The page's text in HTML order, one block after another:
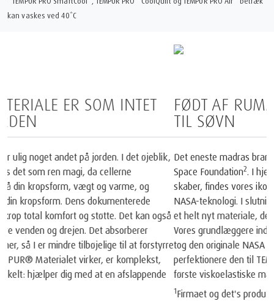
kan vaskes ved 40*C
FØDT AF RUMMET OG PERFEKTIONERET
TIL SØVN
Det eneste madras brand anerkendt af NASA1 og certificeret af
Space Foundation2. I hjertet af hver TEMPUR®️madras og pude, vi
skaber, findes vores ikoniske TEMPUR
️ Materiale, der er født af
NASA-teknologi. I slutningen af 60'erne opfandt NASA-forskere
et helt nyt materiale, der så blev brugt ombord på rumfærgerne.
Vores grundlæggere indså materialets unikke potentiale, så de
tog den originale NASA opfindelse og brugte år på at
perfektionere den til TEMPUR®️ Materialet og skabte verdens
første viskoelastiske madras og pude.
Firmaet og det's produkter blev anerkendt af NASA ved en